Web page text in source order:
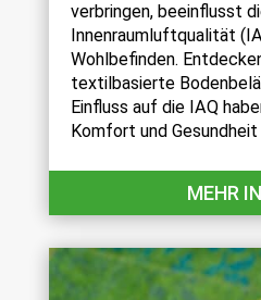
verbringen, beeinflusst
Innenraumluftqualität
Wohlbefinden.
textilbasierte
Einfluss auf die IAQ
Komfort und
MEHR